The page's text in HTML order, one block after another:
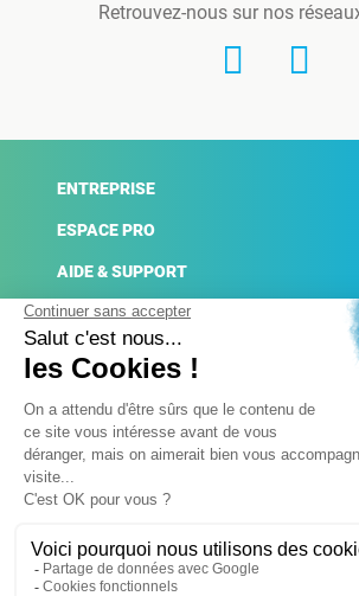
Retrouvez-nous sur nos
ENTREPRISE
ESPACE PRO
AIDE & SUPPORT
ACTUALITÉS
Mentions légales
Conditions générales de